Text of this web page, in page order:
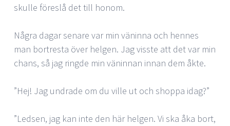
skulle föreslå det till honom.
Några dagar senare var min väninna och hennes
man bortresta över helgen. Jag visste att det var min
chans, så jag ringde min väninnan innan dem åkte.
”Hej! Jag undrade om du ville ut och shoppa idag?”
”Ledsen, jag kan inte den här helgen. Vi ska åka bort,